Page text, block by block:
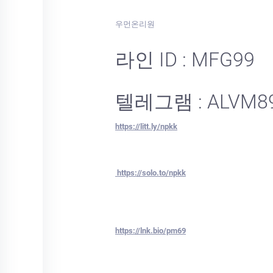
우먼온리원
라인 ID : MFG99
텔레그램 :
https://litt.ly/npkk
https://solo.to/npkk
https://lnk.bio/pm69